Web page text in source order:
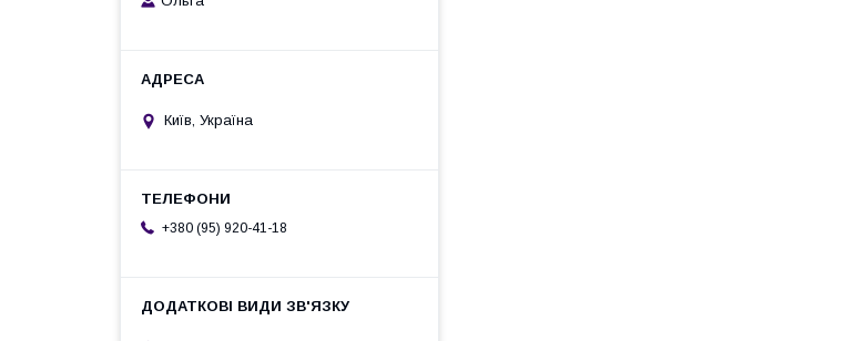
Київ, Україна
+380 (95) 920-41-18